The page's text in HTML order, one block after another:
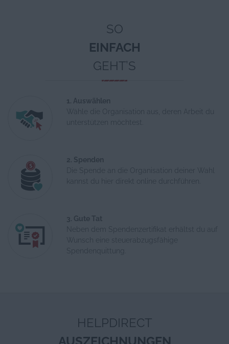
SO
EINFACH
GEHT’S
1. Auswählen
Wähle die Organisation aus, deren Arbeit du
unterstützen möchtest.
2. Spenden
Die Spende an die Organisation deiner Wahl
3. Gute Tat
Neben dem Spendenzertifikat erhältst du auf
Wunsch eine steuerabzugsfähige
Spendenquittung.
HELPDIRECT